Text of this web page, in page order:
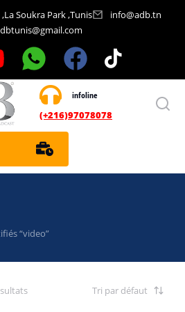
Soukra Park ,Tunis
info@adb.tn
infoline
(+216)97078078
“video”